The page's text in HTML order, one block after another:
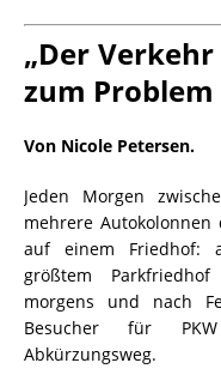
„Der
zum
Von Nicole Petersen.
Jeden Morgen
mehrere
auf einem Friedhof:
größtem
morgens und nach
Besucher für
Abkürzungsweg.